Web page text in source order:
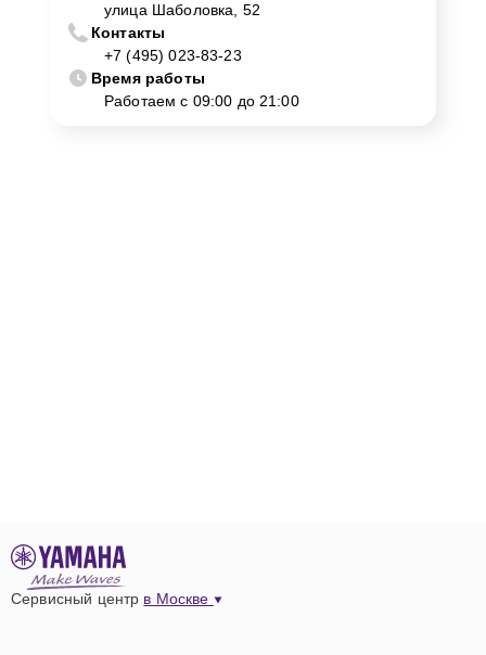
улица Шаболовка, 52
Контакты
+7 (495) 023-83-23
Время работы
Работаем с 09:00 до 21:00
Сервисный центр в Москве